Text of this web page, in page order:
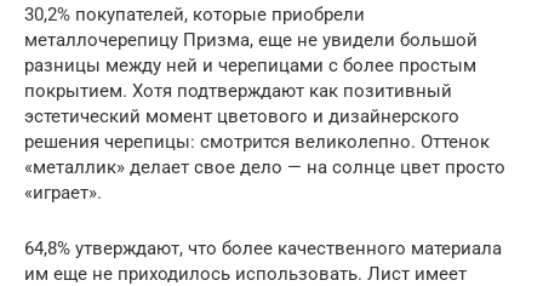
30,2% покупателей, которые приобрели
металлочерепицу Призма, еще не увидели большой
разницы между ней и черепицами с более простым
покрытием. Хотя подтверждают как позитивный
эстетический момент цветового и дизайнерского
решения черепицы: смотрится великолепно. Оттенок
«металлик» делает свое дело — на солнце цвет просто
«играет».
64,8% утверждают, что более качественного материала
им еще не приходилось использовать. Лист имеет